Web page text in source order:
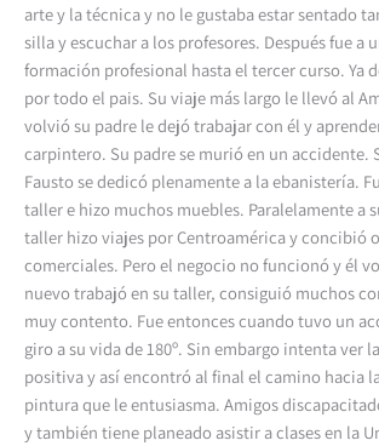
arte y la técnica y no le gustaba estar sentado
silla y escuchar a los profesores. Después fue a
formación profesional hasta el tercer curso. Ya
por todo el pais. Su viaje más largo le llevó al
volvió su padre le dejó trabajar con él y
carpintero. Su padre se murió en un accidente.
Fausto se dedicó plenamente a la ebanistería.
taller e hizo muchos muebles. Paralelamente a
taller hizo viajes por Centroamérica y concibió
comerciales. Pero el negocio no funcionó y él
nuevo trabajó en su taller, consiguió muchos
muy contento. Fue entonces cuando tuvo un
giro a su vida de 180º. Sin embargo intenta ver
positiva y así encontró al final el camino hacia
pintura que le entusiasma. Amigos
y también tiene planeado asistir a clases en la